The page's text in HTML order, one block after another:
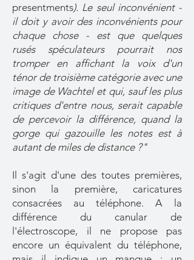
presentments). Le seul inconvénient -
il doit y avoir des inconvénients pour
chaque chose - est que quelques
rusés spéculateurs pourrait nos
tromper en affichant la voix d'un
ténor de troisième catégorie avec une
image de Wachtel et qui, sauf les plus
critiques d'entre nous, serait capable
de percevoir la différence, quand la
gorge qui gazouille les notes est à
autant de miles de distance ?"
Il s'agit d'une des toutes premières,
sinon la première, caricatures
consacrées au téléphone. A la
différence du canular de
l'électroscope, il ne propose pas
encore un équivalent du téléphone,